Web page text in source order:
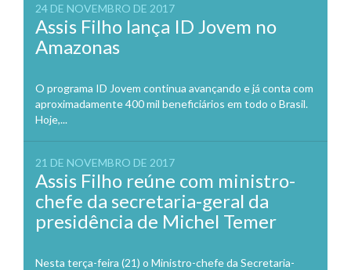
24 DE NOVEMBRO DE 2017
Assis Filho lança ID Jovem no
Amazonas
O programa ID Jovem continua avançando e já conta com
aproximadamente 400 mil beneficiários em todo o Brasil.
Hoje,...
21 DE NOVEMBRO DE 2017
Assis Filho reúne com ministro-
chefe da secretaria-geral da
presidência de Michel Temer
Nesta terça-feira (21) o Ministro-chefe da Secretaria-